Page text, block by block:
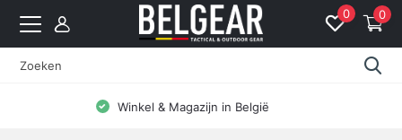
0 0
Gratis levering vanaf 99 EUR (BE: € 5 | NL: € 8)